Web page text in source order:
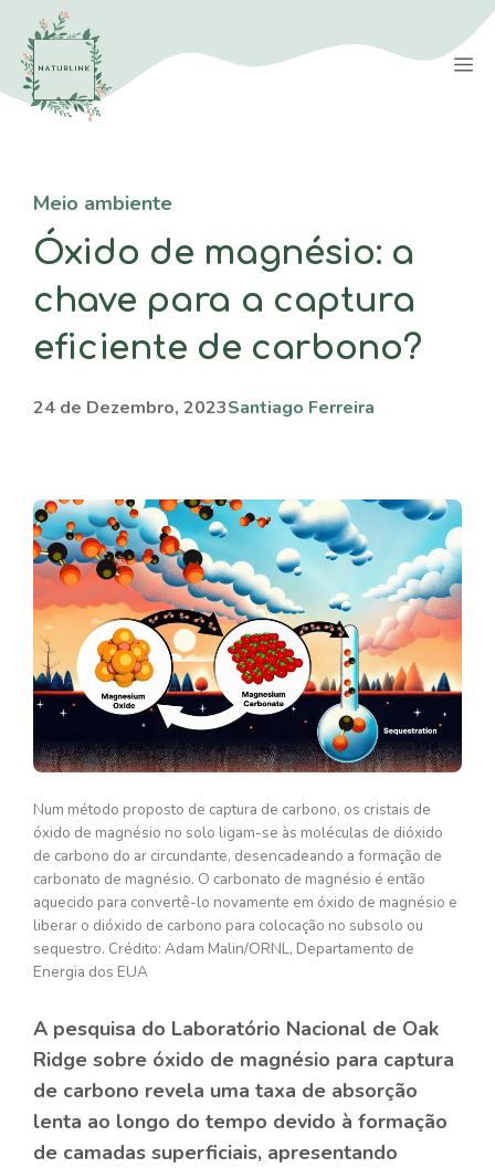
Saltar
para
conteúdo
Meio ambiente
Óxido de magnésio: a
chave para a captura
eficiente de carbono?
24 de Dezembro, 2023Santiago Ferreira
Num método proposto de captura de carbono, os cristais de
óxido de magnésio no solo ligam-se às moléculas de dióxido
de carbono do ar circundante, desencadeando a formação de
carbonato de magnésio. O carbonato de magnésio é então
aquecido para convertê-lo novamente em óxido de magnésio e
liberar o dióxido de carbono para colocação no subsolo ou
sequestro. Crédito: Adam Malin/ORNL, Departamento de
Energia dos EUA
A pesquisa do Laboratório Nacional de Oak
Ridge sobre óxido de magnésio para captura
de carbono revela uma taxa de absorção
lenta ao longo do tempo devido à formação
de camadas superficiais, apresentando